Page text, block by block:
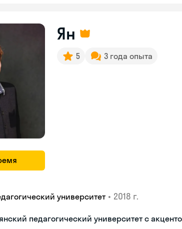
Ян
5 3 года опыта
университет • 2018 г.
педагогический университет с